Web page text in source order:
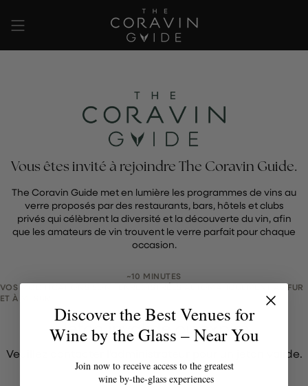
au
contenu
de
Vous êtes invité à rejoindre The Coravin Guide.
The Coravin Guide met en lumière les programmes de vins au
verre proposés par des restaurants, bars, hôtels et clubs
privés qui célèbrent la diversité et la découverte du vin, afin
que les amateurs de vin trouvent le verre parfait pour chaque
occasion.
~10 MINUTES
VOS MODIFICATIONS SONT ENREGISTRÉES AUTOMATIQUEMENT AU FUR
ET À MESURE.
Jeton invalide ou expiré
Veuillez contacter l'administrateur pour un jeton valide.
Discover the Best Venues for
Wine by the Glass – Near You
Join now to receive access to the greatest
wine by-the-glass experiences